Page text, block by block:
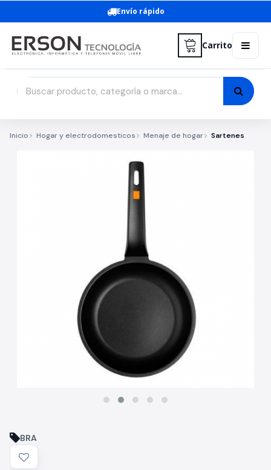
Envío rápido
Carrito
Inicio Hogar y electrodomesticos Menaje de hogar Sartenes
BRA